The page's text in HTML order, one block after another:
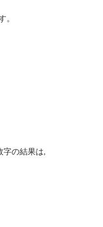
。
字の結果は,